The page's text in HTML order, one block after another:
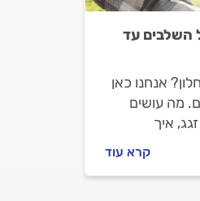
השלבים עד
אנחנו כאן
מה עושים
איך
לפניכם
קרא עוד